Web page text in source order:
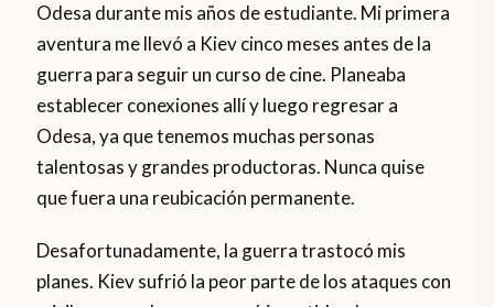
Odesa durante mis años de estudiante. Mi primera
aventura me llevó a Kiev cinco meses antes de la
guerra para seguir un curso de cine. Planeaba
establecer conexiones allí y luego regresar a
Odesa, ya que tenemos muchas personas
talentosas y grandes productoras. Nunca quise
que fuera una reubicación permanente.
Desafortunadamente, la guerra trastocó mis
planes. Kiev sufrió la peor parte de los ataques con